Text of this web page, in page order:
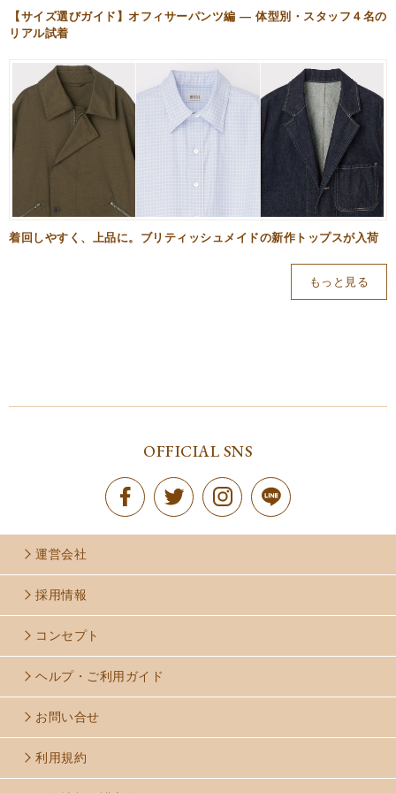
【サイズ選びガイド】オフィサーパンツ編 — 体型別・スタッフ４名の
リアル試着
着回しやすく、上品に。ブリティッシュメイドの新作トップスが入荷
もっと見る
OFFICIAL SNS
運営会社
採用情報
コンセプト
ヘルプ・ご利用ガイド
お問い合せ
利用規約